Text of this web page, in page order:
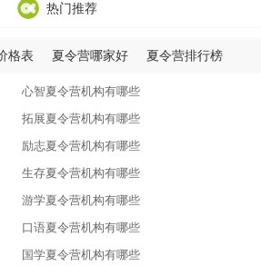
热门推荐
格表 夏令营哪家好 夏令营排行榜
心智夏令营机构有哪些
拓展夏令营机构有哪些
励志夏令营机构有哪些
生存夏令营机构有哪些
游学夏令营机构有哪些
口语夏令营机构有哪些
国学夏令营机构有哪些